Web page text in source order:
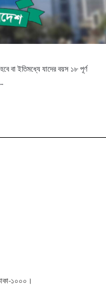
বা ইতিমধ্যে যাদের বয়স ১৮ পূর্ণ
১০০০।